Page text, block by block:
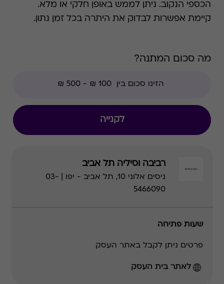
הכספי הנקוב. ניתן לממש באופן חלקי או מלא.
קיימת אפשרות לבדוק את היתרה בכל זמן נתון.
מה סכום המתנה?
לקנייה
רביבה וסיליה תל אביב
ניסים אלוני 10, תל אביב - יפו | 03-
5466090
שעות פתיחה
פרטים ניתן לקבל באתר העסק
לאתר בית העסק